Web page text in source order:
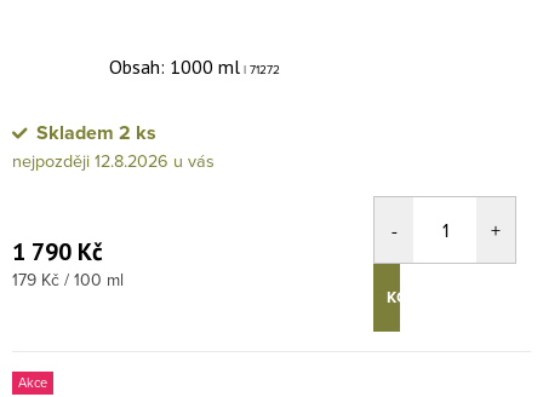
Obsah: 1000 ml | 71272
Skladem 2 ks
12.8.2026
1 790 Kč
Měrná cena:
179 Kč / 100 ml
KOUPIT
Akce